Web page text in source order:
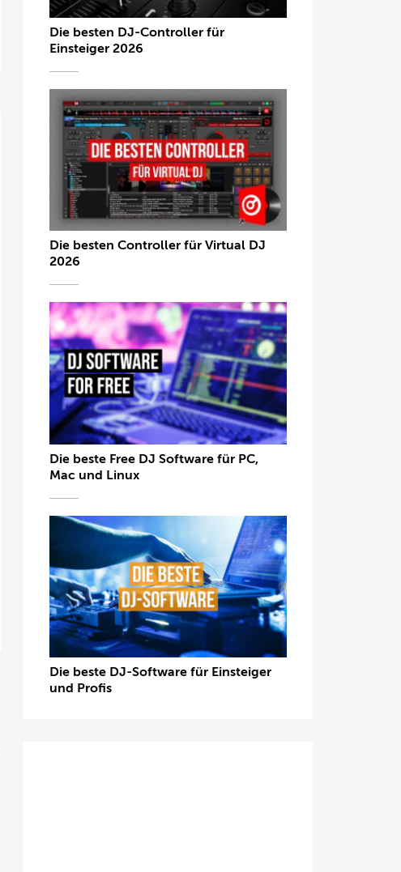
Die besten DJ-Controller für
Einsteiger 2026
Die besten Controller für Virtual DJ
2026
Die beste Free DJ Software für PC,
Mac und Linux
Die beste DJ-Software für Einsteiger
und Profis